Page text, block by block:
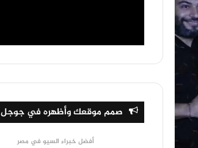
صمم موقعك وأظهره في جوجل
أفضل خبراء السيو في مصر